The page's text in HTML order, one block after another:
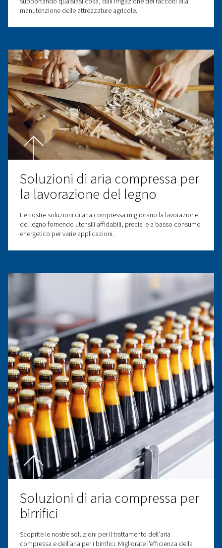
Soluzioni di aria
il settore automobilistico
Scopri le soluzioni affidabili per aria compressa per il
automobilistico. Migliora la produzione con i nostri
e sistemi di trattamento dell'aria. Scopri di più!
Soluzioni di aria compressa
affidabili per la
componenti elettronici
Le nostre efficienti soluzioni di aria compressa per il
della produzione elettronica migliorano la precisione,
l'affidabilità e la produttività della vostra azienda